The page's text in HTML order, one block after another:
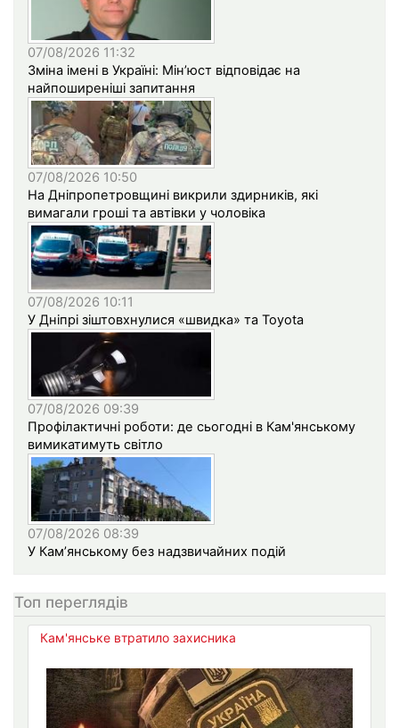
07/08/2026 11:32
Зміна імені в Україні: Мін’юст відповідає на
найпоширеніші запитання
07/08/2026 10:50
На Дніпропетровщині викрили здирників, які
вимагали гроші та автівки у чоловіка
07/08/2026 10:11
У Дніпрі зіштовхнулися «швидка» та Toyota
07/08/2026 09:39
Профілактичні роботи: де сьогодні в Кам'янському
вимикатимуть світло
07/08/2026 08:39
У Кам’янському без надзвичайних подій
Топ переглядів
Кам'янське втратило захисника